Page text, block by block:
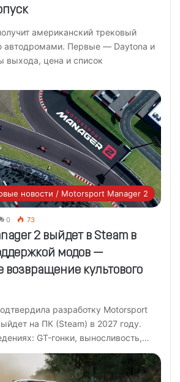
американский трековый
автодромами. Первые — Daytona и
выхода, цена и список
новости / Motorsport Manager 2
0 73
2 выйдет в Steam в
модов —
возвращение культового
разработку Motorsport
на ПК (Steam) в 2027 году.
GT-гонки, выносливость,…